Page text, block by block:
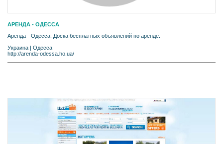
АРЕНДА - ОДЕССА
Аренда - Одесса. Доска бесплатных объявлений по аренде.
Украина
Одесса
http://arenda-odessa.ho.ua/